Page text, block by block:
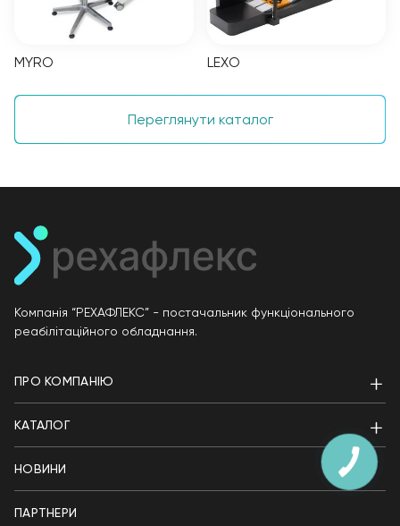
MYRO LEXO
Переглянути каталог
Компанія “РЕХАФЛЕКС” - постачальник функціонального
реабілітаційного обладнання.
ПРО КОМПАНІЮ
КАТАЛОГ
НОВИНИ
ПАРТНЕРИ